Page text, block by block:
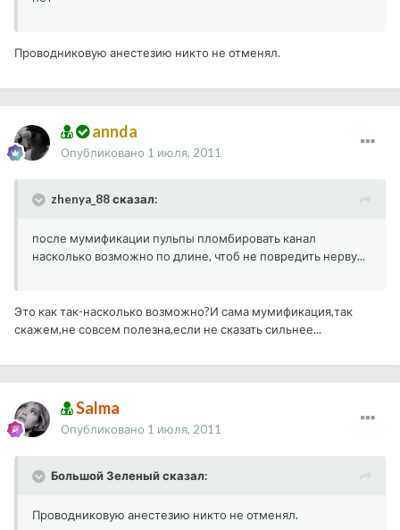
Проводниковую анестезию никто не отменял.
annda
Опубликовано 1 июля, 2011
zhenya_88 сказал:
после мумификации пульпы пломбировать канал
насколько возможно по длине, чтоб не повредить нерву...
Это как так-насколько возможно?И сама мумификация,так
скажем,не совсем полезна,если не сказать сильнее...
Salma
Опубликовано 1 июля, 2011
Большой Зеленый сказал:
Проводниковую анестезию никто не отменял.